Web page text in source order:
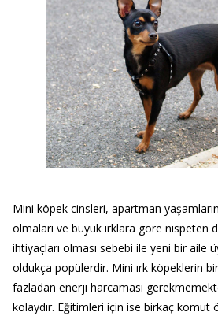
Mini köpek cinsleri, apartman
olmaları ve büyük ırklara göre nispeten
ihtiyaçları olması sebebi ile yeni bir aile
oldukça popülerdir. Mini ırk köpeklerin
fazladan enerji harcaması
kolaydır. Eğitimleri için ise birkaç komut